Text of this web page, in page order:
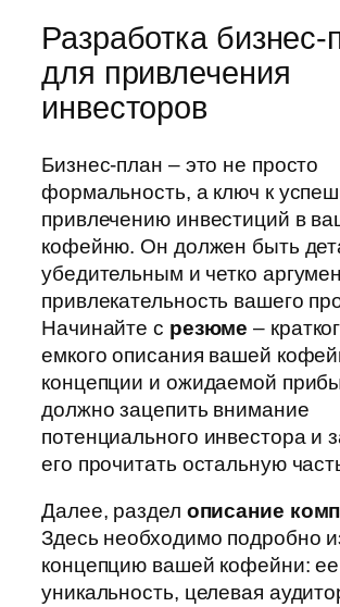
Разработка бизнес-
для привлечения
инвесторов
Бизнес-план – это не просто
формальность, а ключ к
привлечению инвестиций в
кофейню. Он должен быть
убедительным и четко
привлекательность вашего
Начинайте с резюме –
емкого описания вашей
концепции и ожидаемой
должно зацепить внимание
потенциального инвестора и
его прочитать остальную
Далее, раздел описание
Здесь необходимо подробно
концепцию вашей кофейни: ее
уникальность, целевая